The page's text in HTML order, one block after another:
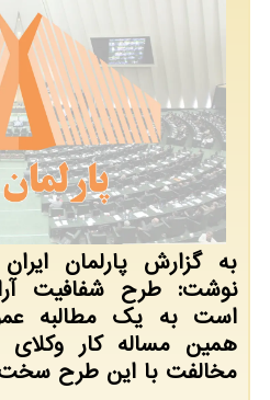
به گزارش پارلمان
نوشت: طرح شفافیت
است به یک مطالبه
همین مساله کار وکلای
مخالفت با این طرح